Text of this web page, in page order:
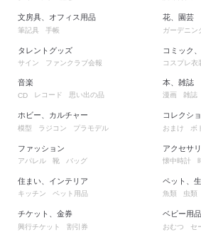
文房具、オフィス用品
筆記具 手帳
タレントグッズ
サイン ファンクラブ会報
花、園芸
ガーデニン
コミック
コスプレ衣
音楽
CD レコード 思い出の品
ホビー、カルチャー
模型 ラジコン プラモデル
ファッション
アパレル 靴 バッグ
住まい、インテリア
キッチン ペット用品
チケット、金券
興行チケット 割引券
本、雑誌
漫画 雑誌
コレクシ
おまけ ボ
アクセサ
懐中時計
ペット、
魚類 虫類
ベビー用品
おむつ セ